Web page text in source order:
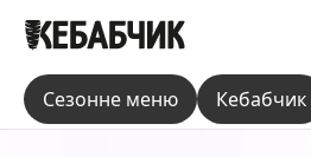
Сезонне меню Кебабчик
Пошук